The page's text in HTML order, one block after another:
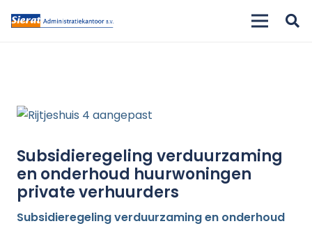
Subsidieregeling verduurzaming
en onderhoud huurwoningen
private verhuurders
Subsidieregeling verduurzaming en onderhoud